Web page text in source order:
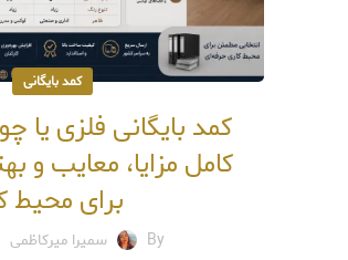
کمد بایگانی
کمد بایگانی فلزی یا
کامل مزایا، معایب و
برای محیط
By سمیرا میرکاظمی